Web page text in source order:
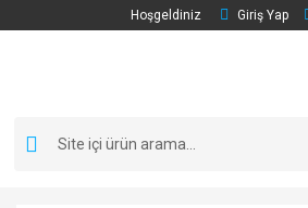
Hoşgeldiniz Giriş Yap